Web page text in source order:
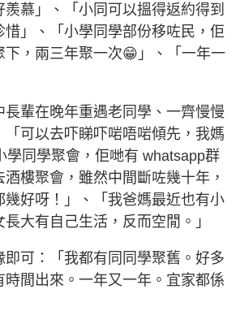
慕」、「小同可以搵得返約得到
惜」、「小學同學部份移咗民，佢
下，兩三年聚一次😁」、「一年一
長輩在晚年重遇老同學、一齊慢慢
「可以去吓睇吓啱唔啱傾先，我媽
學同學聚會，佢哋有 whatsapp群
樓聚會，雖然中間斷咗幾十年，
幾好呀！」、「我爸媽最近也有小
大有自己生活，反而空閒。」
即可：「我都有同同學聚舊。好多
時間出來。一年又一年。宜家都係